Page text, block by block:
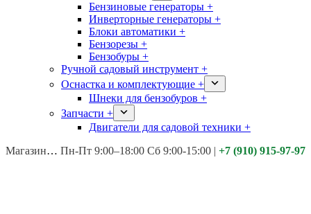
Бензиновые генераторы +
Инверторные генераторы +
Блоки автоматики +
Бензорезы +
Бензобуры +
Ручной садовый инструмент +
Оснастка и комплектующие +
Шнеки для бензобуров +
Запчасти +
Двигатели для садовой техники +
Магазины: Калуга ул. Московская д.113
Пн-Пт 9:00–18:00 Сб 9:00-15:00 | +7 (910) 915-97-97